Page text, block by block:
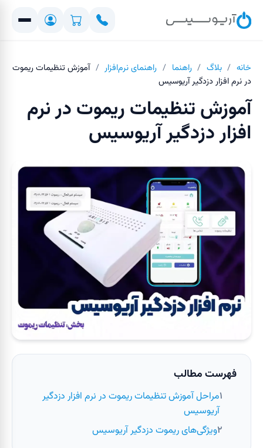
خانه / بلاگ / راهنما / راهنمای نرم‌افزار / آموزش تنظیمات ریموت
در نرم افزار دزدگیر آریوسیس
آموزش تنظیمات ریموت در نرم
افزار دزدگیر آریوسیس
فهرست مطالب
مراحل آموزش تنظیمات ریموت در نرم افزار دزدگیر
آریوسیس
ویژگی‌های ریموت دزدگیر آریوسیس